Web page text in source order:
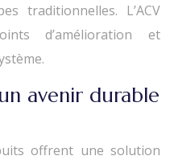
traditionnelles. L’ACV
d’amélioration et
avenir durable
offrent une solution